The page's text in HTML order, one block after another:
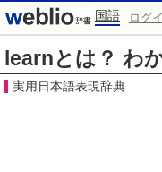
国語 ログ
learnとは？ わ
実用日本語表現辞典